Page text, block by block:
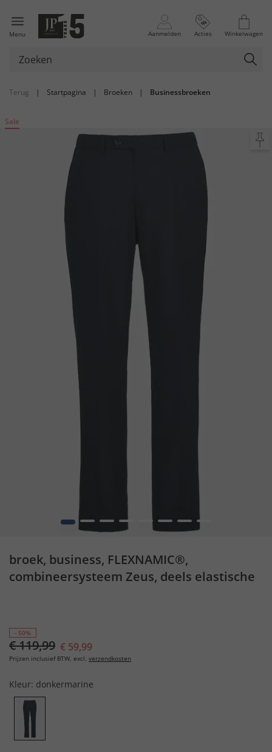
Menu Aanmelden Acties Winkelwagen
Terug | Startpagina | Broeken | Businessbroeken
Sale
1 2 3 4 6 7
broek, business, FLEXNAMIC®,
combineersysteem Zeus, deels elastische
- 50%
€ 119,99 € 59,99
Prijzen inclusief BTW, excl. verzendkosten
Kleur: donkermarine